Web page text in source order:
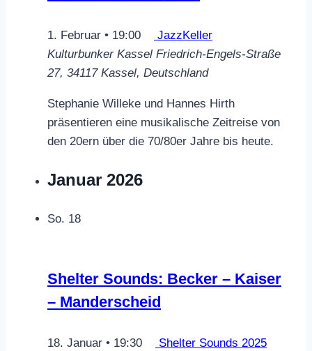
1. Februar • 19:00
JazzKeller
Kulturbunker Kassel Friedrich-Engels-Straße
27, 34117 Kassel, Deutschland
Stephanie Willeke und Hannes Hirth
präsentieren eine musikalische Zeitreise von
den 20ern über die 70/80er Jahre bis heute.
Januar 2026
So. 18
Shelter Sounds: Becker – Kaiser
– Manderscheid
18. Januar • 19:30
Shelter Sounds 2025